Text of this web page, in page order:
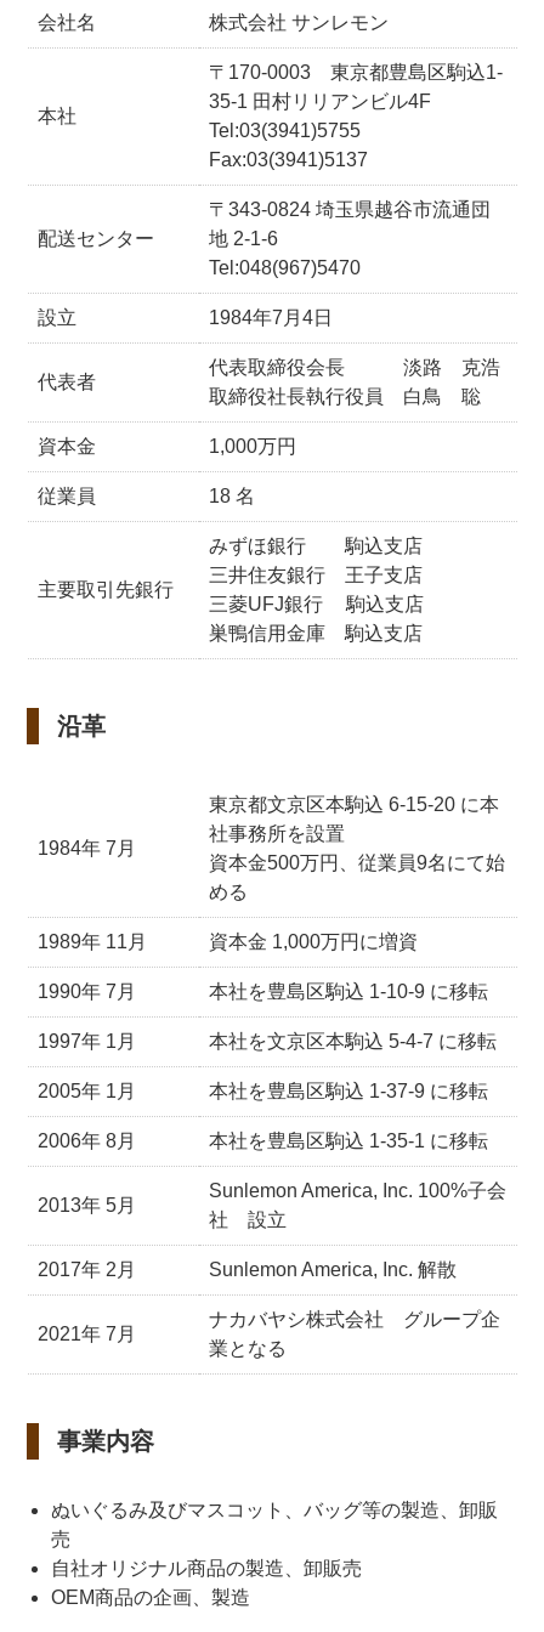
会社名 株式会社 サンレモン
本社
〒170-0003 東京都豊島区駒込1-
35-1 田村リリアンビル4F
Tel:03(3941)5755
Fax:03(3941)5137
配送センター
〒343-0824 埼玉県越谷市流通団
地 2-1-6
Tel:048(967)5470
設立 1984年7月4日
代表者
代表取締役会長 淡路 克浩
取締役社長執行役員 白鳥 聡
資本金 1,000万円
従業員 18 名
主要取引先銀行
みずほ銀行 駒込支店
三井住友銀行 王子支店
三菱UFJ銀行 駒込支店
巣鴨信用金庫 駒込支店
沿革
1984年 7月
東京都文京区本駒込 6-15-20 に本
社事務所を設置
資本金500万円、従業員9名にて始
める
1989年 11月 資本金 1,000万円に増資
1990年 7月 本社を豊島区駒込 1-10-9 に移転
1997年 1月 本社を文京区本駒込 5-4-7 に移転
2005年 1月 本社を豊島区駒込 1-37-9 に移転
2006年 8月 本社を豊島区駒込 1-35-1 に移転
2013年 5月
Sunlemon America, Inc. 100%子会
社 設立
2017年 2月 Sunlemon America, Inc. 解散
2021年 7月
ナカバヤシ株式会社 グループ企
業となる
事業内容
ぬいぐるみ及びマスコット、バッグ等の製造、卸販
売
自社オリジナル商品の製造、卸販売
OEM商品の企画、製造